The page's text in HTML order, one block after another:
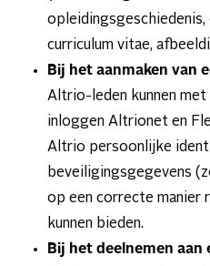
opleidingsgeschiedenis,
curriculum vitae,
Bij het aanmaken van
Altrio-leden kunnen
inloggen Altrionet en
Altrio persoonlijke
beveiligingsgegevens
op een correcte manier
kunnen bieden.
Bij het deelnemen aan